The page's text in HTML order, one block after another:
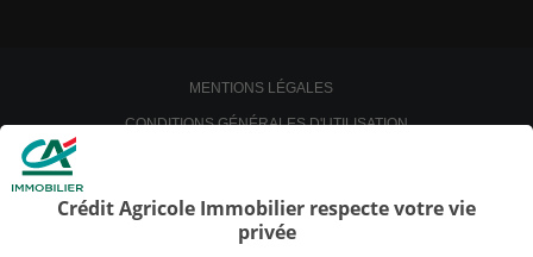
MENTIONS LÉGALES
CONDITIONS GÉNÉRALES D'UTILISATION
SATISFACTION CLIENT
Crédit Agricole Immobilier respecte votre vie
privée